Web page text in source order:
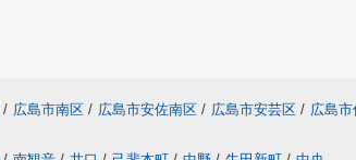
/ 広島市南区 / 広島市安佐南区 / 広島市安芸区 / 広島